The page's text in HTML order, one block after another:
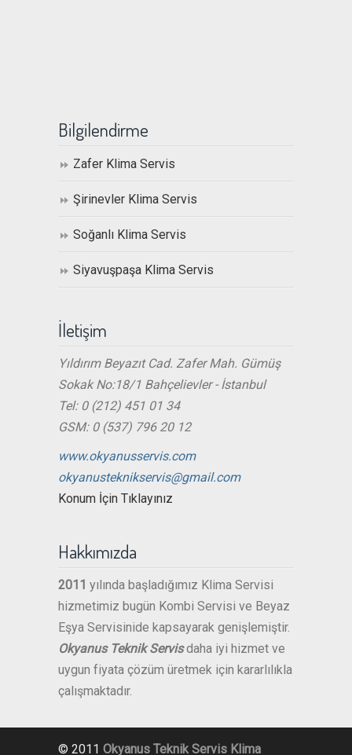
Bilgilendirme
Zafer Klima Servis
Şirinevler Klima Servis
Soğanlı Klima Servis
Siyavuşpaşa Klima Servis
İletişim
Yıldırım Beyazıt Cad. Zafer Mah. Gümüş
Sokak No:18/1 Bahçelievler - İstanbul
Tel: 0 (212) 451 01 34
GSM: 0 (537) 796 20 12
www.okyanusservis.com
okyanusteknikservis@gmail.com
Konum İçin Tıklayınız
Hakkımızda
2011 yılında başladığımız Klima Servisi
hizmetimiz bugün Kombi Servisi ve Beyaz
Eşya Servisinide kapsayarak genişlemiştir.
Okyanus Teknik Servisdaha iyi hizmet ve
uygun fiyata çözüm üretmek için kararlılıkla
çalışmaktadır.
© 2011 Okyanus Teknik Servis Klima